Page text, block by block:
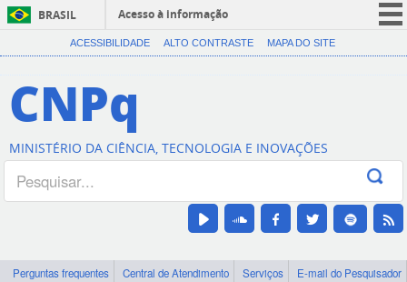
BRASIL
Acesso à informação
CORONAVÍRUS (COVID-19)
Canais
ACESSIBILIDADE ALTO CONTRASTE MAPA DO SITE
CNPq
MINISTÉRIO DA CIÊNCIA, TECNOLOGIA E INOVAÇÕES
Perguntas frequentes Central de Atendimento Serviços
E-mail do Pesquisador